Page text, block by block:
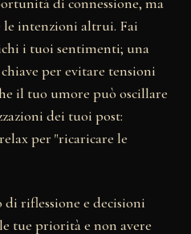
intenzioni altrui. Fai
i tuoi sentimenti; una
per evitare tensioni
il tuo umore può oscillare
dei tuoi post:
per "ricaricare le
riflessione e decisioni
tue priorità e non avere